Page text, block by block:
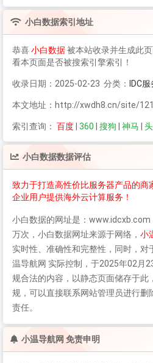
小白数据索引地址
恭喜小白数据被本站收录并生成此
看本页面是否被搜索引擎索引！
收录日期：2025-02-23 分类： IDC
本文地址：http://xwdh8.cn/site/
索引查询： 百度 360 搜狗 神马
小白数据数据评估
致力于打造高性价比服务器产品的商
企业用户提供海外云计算服务！
小白数据的网址是：
万次， 小白数据网址来源于网络， 小
实时性、准确性和完整性，同时，对
温导航网 实际控制，于2025年02月
规合法的内容，以静态页面储存于此
规，可以直接联系网站管理员进行删
责任。
小温导航网 免责申明